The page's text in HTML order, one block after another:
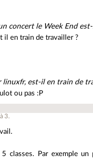
concert le Week End
il en train de travailler ?
est-il en train de
ou pas :P
3.
classes. Par exemple